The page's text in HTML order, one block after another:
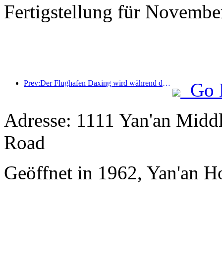
Fertigstellung für
Prev:Der Flughafen Daxing wird während der Feiertage zum „Nationalfeiertag“ im Jahr 2025 über 1,3 Millionen Passagiere befördern
Go
Adresse: 1111 Yan'an
Road
Geöffnet in 1962, Yan'an